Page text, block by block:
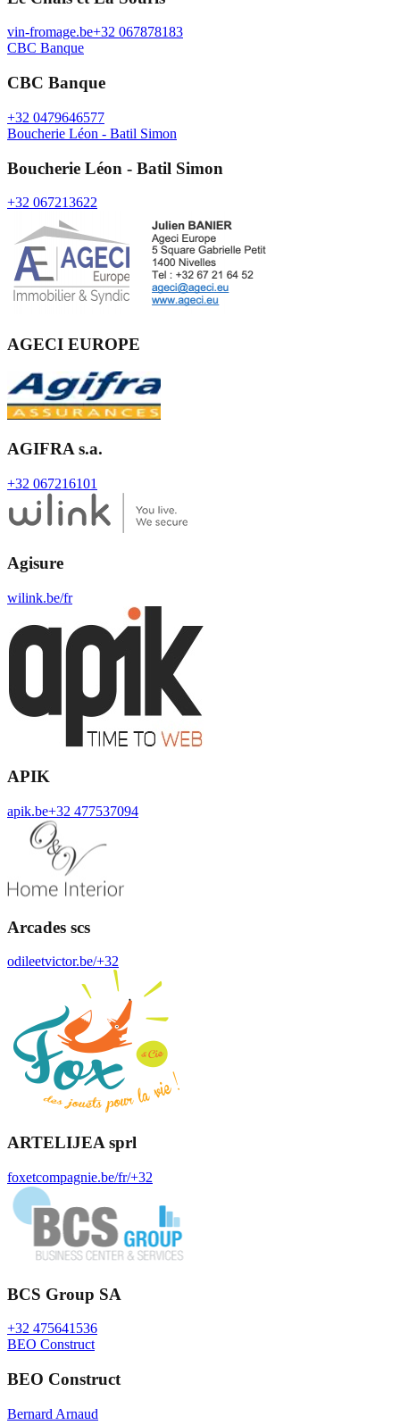
vin-fromage.be+32 067878183
CBC Banque
CBC Banque
+32 0479646577
Boucherie Léon - Batil Simon
Boucherie Léon - Batil Simon
+32 067213622
AGECI EUROPE
AGIFRA s.a.
+32 067216101
Agisure
wilink.be/fr
APIK
apik.be+32 477537094
Arcades scs
odileetvictor.be/+32
ARTELIJEA sprl
foxetcompagnie.be/fr/+32
BCS Group SA
+32 475641536
BEO Construct
BEO Construct
Bernard Arnaud